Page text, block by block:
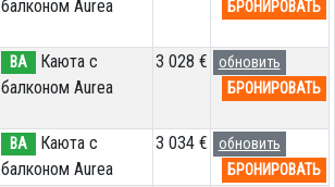
балконом Aurea
БРОНИРОВАТЬ
BA
Каюта с
балконом Aurea
3 028 €
обновить
БРОНИРОВАТЬ
BA
Каюта с
балконом Aurea
3 034 €
обновить
БРОНИРОВАТЬ